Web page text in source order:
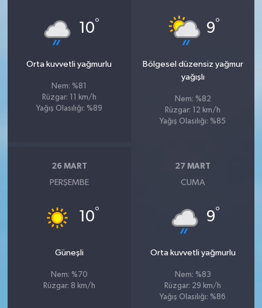
10°
Orta kuvvetli yağmurlu
Nem: %81
Rüzgar: 11 km/h
Yağış Olasılığı: %89
9°
Bölgesel düzensiz yağmur
yağışlı
Nem: %82
Rüzgar: 12 km/h
Yağış Olasılığı: %85
26 MART
PERŞEMBE
10°
Güneşli
Nem: %70
Rüzgar: 8 km/h
27 MART
CUMA
9°
Orta kuvvetli yağmurlu
Nem: %83
Rüzgar: 29 km/h
Yağış Olasılığı: %86